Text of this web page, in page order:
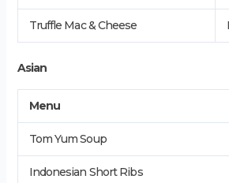
Truffle Mac & Cheese
Asian
Menu
Tom Yum Soup
Indonesian Short Ribs